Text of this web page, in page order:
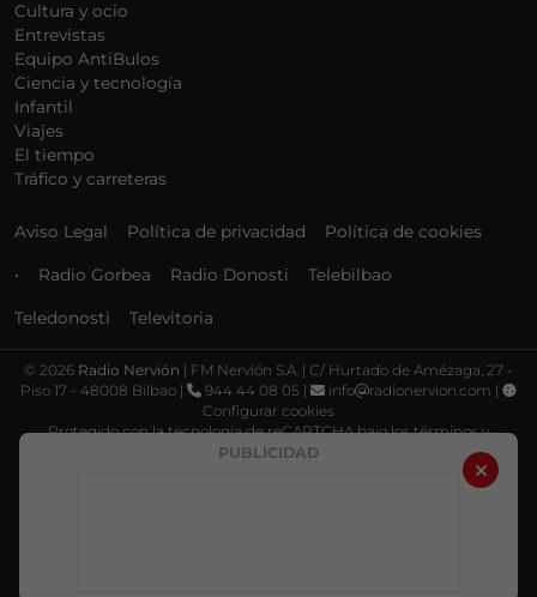
PUBLICIDAD
Cultura y ocio
Entrevistas
Equipo AntiBulos
Ciencia y tecnología
Infantil
Viajes
El tiempo
Tráfico y carreteras
Aviso Legal Política de privacidad Política de cookies
• Radio Gorbea Radio Donosti Telebilbao
Teledonosti Televitoria
© 2026 Radio Nervión | FM Nervión S.A. | C/ Hurtado de Amézaga, 27 -
Piso 17 - 48008 Bilbao |
944 44 08 05 | info
radionervion.com |
Configurar cookies
Protegido con la tecnología de reCAPTCHA bajo los términos y
Política de privacidad Términos de servicio